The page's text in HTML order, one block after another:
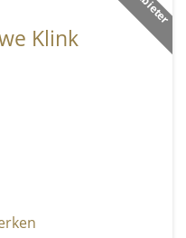
Klink